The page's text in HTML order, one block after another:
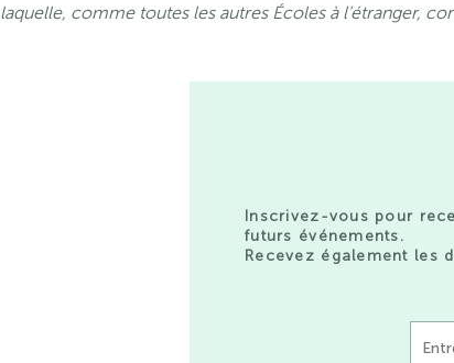
laquelle, comme toutes les autres Écoles à l’étranger,
Inscrivez-vous pour
futurs événements.
Recevez également les